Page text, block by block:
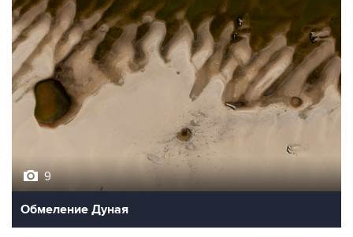
9
Обмеление Дуная